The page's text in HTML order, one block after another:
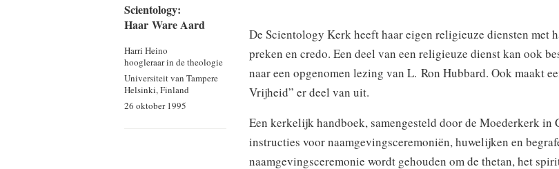
Scientology:
Haar Ware Aard
Harri Heino
hoogleraar in de theologie
Universiteit van Tampere
Helsinki, Finland
26 oktober 1995
De Scientology Kerk heeft haar eigen religieuze diensten met
preken en credo. Een deel van een religieuze dienst kan ook
naar een opgenomen lezing van L. Ron Hubbard. Ook maakt
Vrijheid” er deel van uit.
Een kerkelijk handboek, samengesteld door de Moederkerk in
instructies voor naamgevingsceremoniën, huwelijken en
naamgevingsceremonie wordt gehouden om de thetan, het